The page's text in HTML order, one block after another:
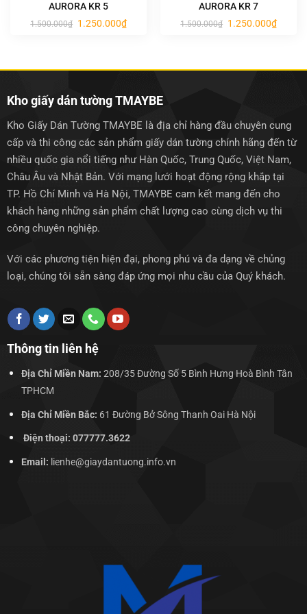
AURORA KR 5
1.500.000₫ Giá
1.250.000₫Giá
hiện
AURORA KR 7
1.500.000₫ Giá
1.250.000₫Giá
hiện
Kho giấy dán tường TMAYBE
Kho Giấy Dán Tường TMAYBE là địa chỉ hàng đầu chuyên cung
cấp và thi công các sản phẩm giấy dán tường chính hãng đến từ
nhiều quốc gia nổi tiếng như Hàn Quốc, Trung Quốc, Việt Nam,
Châu Âu và Nhật Bản. Với mạng lưới hoạt động rộng khắp tại
TP. Hồ Chí Minh và Hà Nội, TMAYBE cam kết mang đến cho
khách hàng những sản phẩm chất lượng cao cùng dịch vụ thi
công chuyên nghiệp.
Với các phương tiện hiện đại, phong phú và đa dạng về chủng
loại, chúng tôi sẵn sàng đáp ứng mọi nhu cầu của Quý khách.
Thông tin liên hệ
Địa Chỉ Miền Nam: 208/35 Đường Số 5 Bình Hưng Hoà Bình Tân
TPHCM
Địa Chỉ Miền Bắc: 61 Đường Bở Sông Thanh Oai Hà Nội
Điện thoại: 077777.3622
Email: lienhe@giaydantuong.info.vn